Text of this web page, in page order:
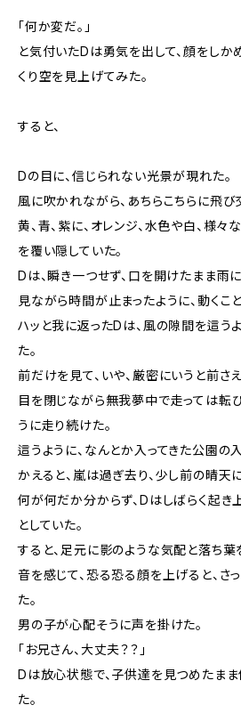
「何か変だ。」
と気付いたDは勇気を出して、顔をしか
くり空を見上げてみた。
すると、
Dの目に、信じられない光景が現れた。
風に吹かれながら、あちらこちらに飛び
黄、青、紫に、オレンジ、水色や白、様々
を覆い隠していた。
Dは、瞬き一つせず、口を開けたまま雨
見ながら時間が止まったように、動くこ
ハッと我に返ったDは、風の隙間を這う
た。
前だけを見て、いや、厳密にいうと前
目を閉じながら無我夢中で走っては転
うに走り続けた。
這うように、なんとか入ってきた公園の
かえると、嵐は過ぎ去り、少し前の晴天
何が何だか分からず、Dはしばらく起
としていた。
すると、足元に影のような気配と落ち葉
音を感じて、恐る恐る顔を上げると、さ
た。
男の子が心配そうに声を掛けた。
「お兄さん、大丈夫？？」
Dは放心状態で、子供達を見つめたま
た。